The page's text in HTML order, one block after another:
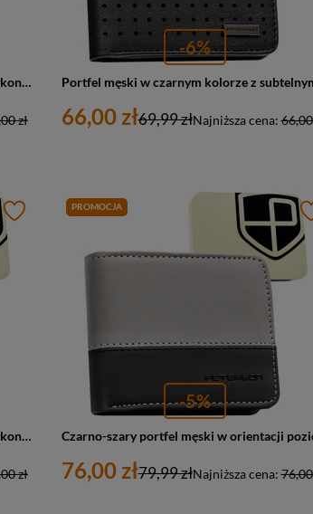
Mały portfel męski w czarnym kolorze wykonany ze skóry ekologicznej - Peterson
zł
-6%
66,00 zł Najniższa cena:66,00
69,99 zł
Mały portfel męski w czarnym kolorze wykonany ze skóry ekologicznej - Peterson
zł
PROMOCJA
-5%
76,00 zł Najniższa cena:76,00
79,99 zł